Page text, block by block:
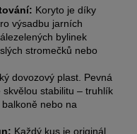
Koryto je díky
výsadbu jarních
bylinek
stromečků nebo
dovozový plast. Pevná
stabilitu – truhlík
nebo na
Každý kus je originál.